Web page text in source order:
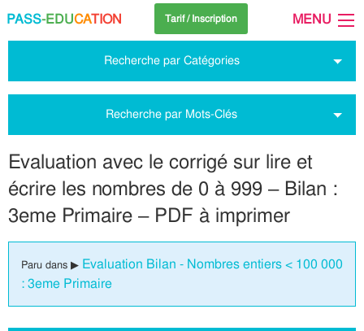
PASS-EDUCATION Tarif / Inscription MENU
Recherche par Catégories
Recherche par Mots-Clés
Evaluation avec le corrigé sur lire et
écrire les nombres de 0 à 999 – Bilan :
3eme Primaire – PDF à imprimer
Paru dans ▶ Evaluation Bilan - Nombres entiers < 100 000
: 3eme Primaire